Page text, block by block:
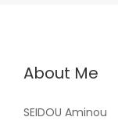
About Me
SEIDOU Aminou